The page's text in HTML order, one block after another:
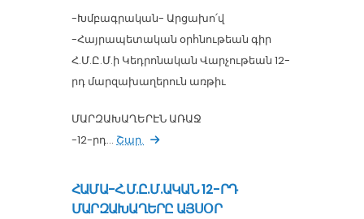
-Խմբագրական- Արցախո՛վ
-Հայրապետական օրհնութեան գիր
Հ.Մ.Ը.Մ.ի Կեդրոնական Վարչութեան 12-
րդ մարզախաղերուն առթիւ
ՄԱՐԶԱԽԱՂԵՐԷՆ ԱՌԱՋ
-12-րդ... Շար.
ՀԱՄԱ-Հ.Մ.Ը.Մ.ԱԿԱՆ 12-ՐԴ
ՄԱՐԶԱԽԱՂԵՐԸ ԱՅՍՕՐ